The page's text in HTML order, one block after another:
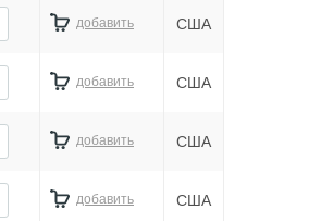
добавить США
добавить США
добавить США
добавить США